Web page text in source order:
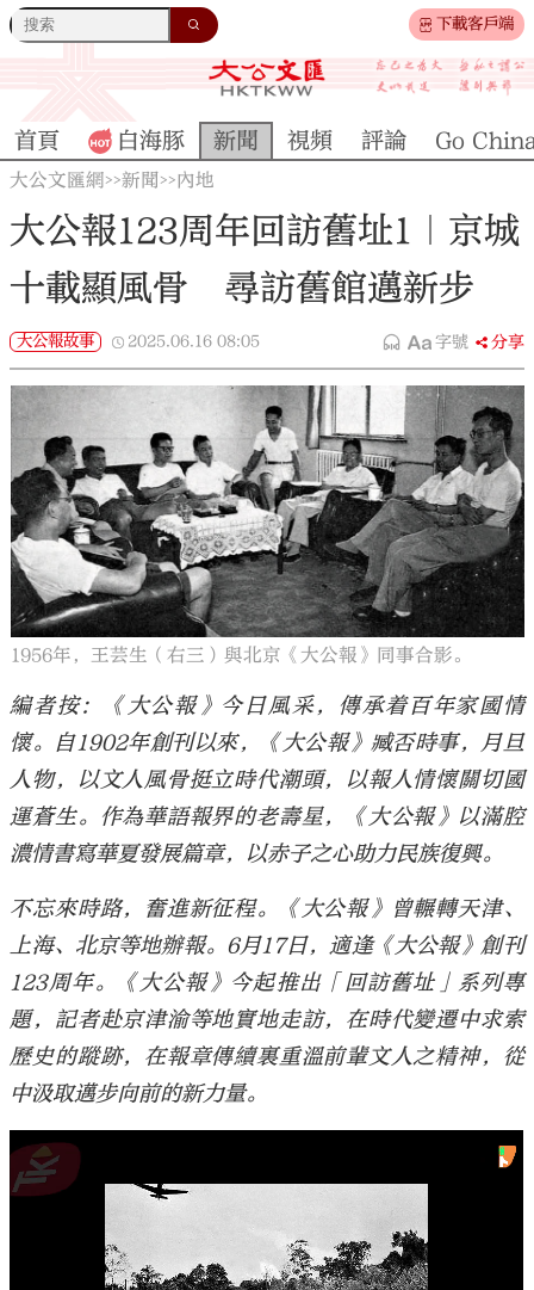
下載客戶端
大公文匯
首頁 白海豚 新聞 視頻 評論 Go
大公文匯網>>新聞>>內地
大公報123周年回訪舊址1｜京城
十載顯風骨 尋訪舊館邁新步
大公報故事 2025.06.16 08:05 字號 分享
1956年，王芸生（右三）與北京《大公報》同事合影。
編者按：《大公報》今日風采，傳承着百年家國情
懷。自1902年創刊以來，《大公報》臧否時事，月旦
人物，以文人風骨挺立時代潮頭，以報人情懷關切國
運蒼生。作為華語報界的老壽星，《大公報》以滿腔
濃情書寫華夏發展篇章，以赤子之心助力民族復興。
不忘來時路，奮進新征程。《大公報》曾輾轉天津、
上海、北京等地辦報。6月17日，適逢《大公報》創刊
123周年。《大公報》今起推出「回訪舊址」系列專
題，記者赴京津渝等地實地走訪，在時代變遷中求索
歷史的蹤跡，在報章傳續裏重溫前輩文人之精神，從
中汲取邁步向前的新力量。